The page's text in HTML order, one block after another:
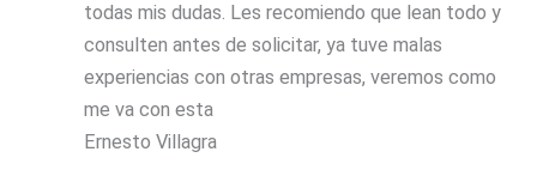
todas mis dudas. Les recomiendo que lean todo y
consulten antes de solicitar, ya tuve malas
experiencias con otras empresas, veremos como
me va con esta
Ernesto Villagra